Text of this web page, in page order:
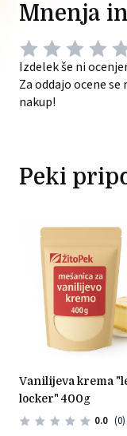
Mnenja
Izdelek še ni
Za oddajo ocene
nakup!
Peki
vanilijeva krema "leicht &
locker" 400g
0.0 (0)